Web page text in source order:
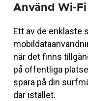
Använd Wi-
Ett av de enklaste
när det finns
på offentliga
spara på din
där istället.